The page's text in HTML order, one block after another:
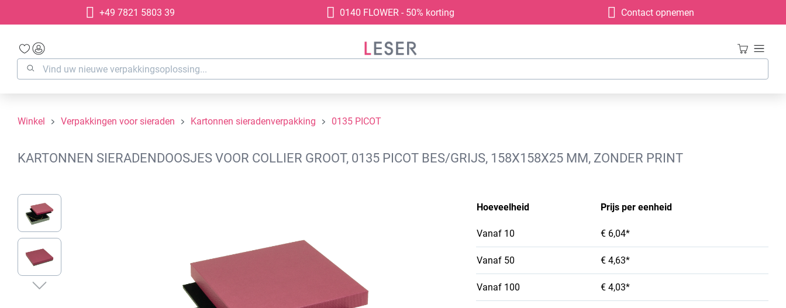
Ga naar de hoofdnavigatie
+49 7821 5803 39 0140 FLOWER - 50% korting Contact opnemen
Winkel Verpakkingen voor sieraden Kartonnen sieradenverpakking 0135 PICOT
KARTONNEN SIERADENDOOSJES VOOR COLLIER GROOT, 0135 PICOT BES/GRIJS, 158X158X25 MM, ZONDER PRINT
Afbeeldingengalerij overslaan
Hoeveelheid Prijs per eenheid
Vanaf 10 € 6,04*
Vanaf 50 € 4,63*
Vanaf 100 € 4,03*